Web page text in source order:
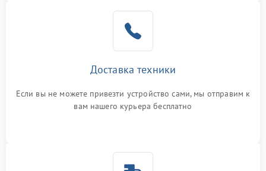
Доставка техники
Если вы не можете привезти устройство сами, мы отправим к
вам нашего курьера бесплатно